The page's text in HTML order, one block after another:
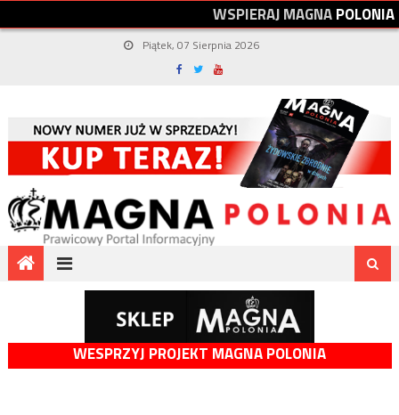
WSPIERAJMAGNAPOLONIA
Piątek, 07 Sierpnia 2026
WESPRZYJ PROJEKT MAGNA POLONIA